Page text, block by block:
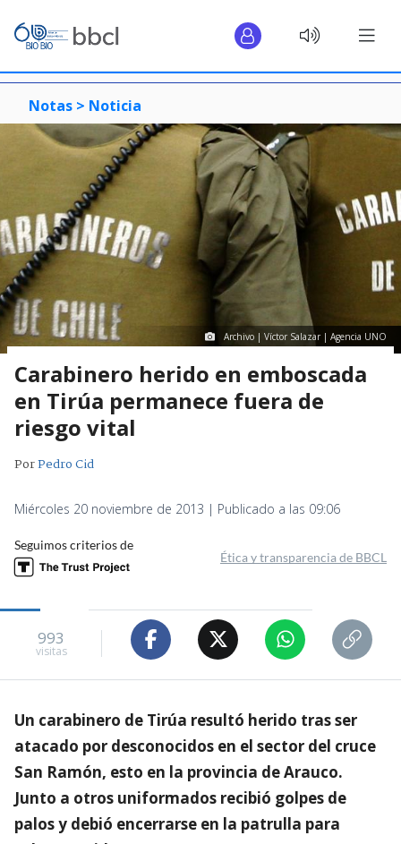
Notas > Noticia
Archivo | Víctor Salazar | Agencia UNO
Carabinero herido en emboscada
en Tirúa permanece fuera de
riesgo vital
PorPedro Cid
Miércoles 20 noviembre de 2013 | Publicado a las 09:06
Seguimos criterios de
Ética y transparencia de BBCL
993
visitas
Un carabinero de Tirúa resultó herido tras ser
atacado por desconocidos en el sector del cruce
San Ramón, esto en la provincia de Arauco.
Junto a otros uniformados recibió golpes de
palos y debió encerrarse en la patrulla para